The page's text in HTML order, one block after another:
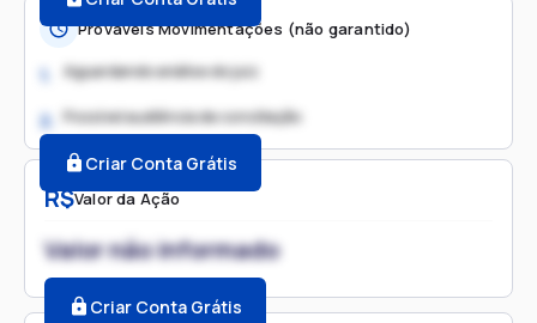
R$Valor da Ação
Valor não informado
Criar Conta Grátis
Prováveis Movimentações (não garantido)
1. Aguardando análise do juiz
2. Possível audiência de conciliação
Criar Conta Grátis